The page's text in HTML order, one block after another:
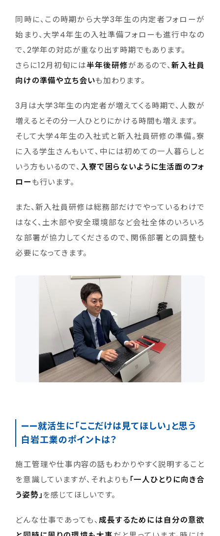
同時に、この時期から大学3年生の内定者フォローが
始まり、大学4年生の入社準備フォローも進行中なの
で、2学年の対応が重なり出す時期でもあります。
さらに12月初旬には半年後研修があるので、新入社員
向けの準備や立ち会いも加わります。
3月は大学3年生の内定者が増えてくる時期で、人数が
増えるとその分一人ひとりにかける時間も増えます。
そして大学4年生の入社式と新入社員研修の準備。寮
に入る学生さんもいて、中には初めての一人暮らしと
いう方もいるので、 入寮で困らないように生活面のフォ
ローも行います。
また、新入社員研修は総務部だけでやっているわけで
はなく、土木部や安全環境部など会社全体のいろいろ
な部署が協力してくださるので、関係部署との調整も
必要になってきます。
——就活生に「ここだけは見てほしい」と思う
白岩工業のポイントは？
施工管理や仕事内容の話もわかりやすく説明すること
を意識していますが、それよりも 「一人ひとりに向き合
う姿勢」を感じてほしいです。
どんな仕事であっても、成長するためには自分の意欲